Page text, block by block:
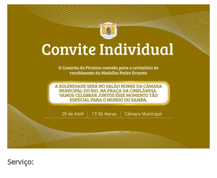
Serviço: